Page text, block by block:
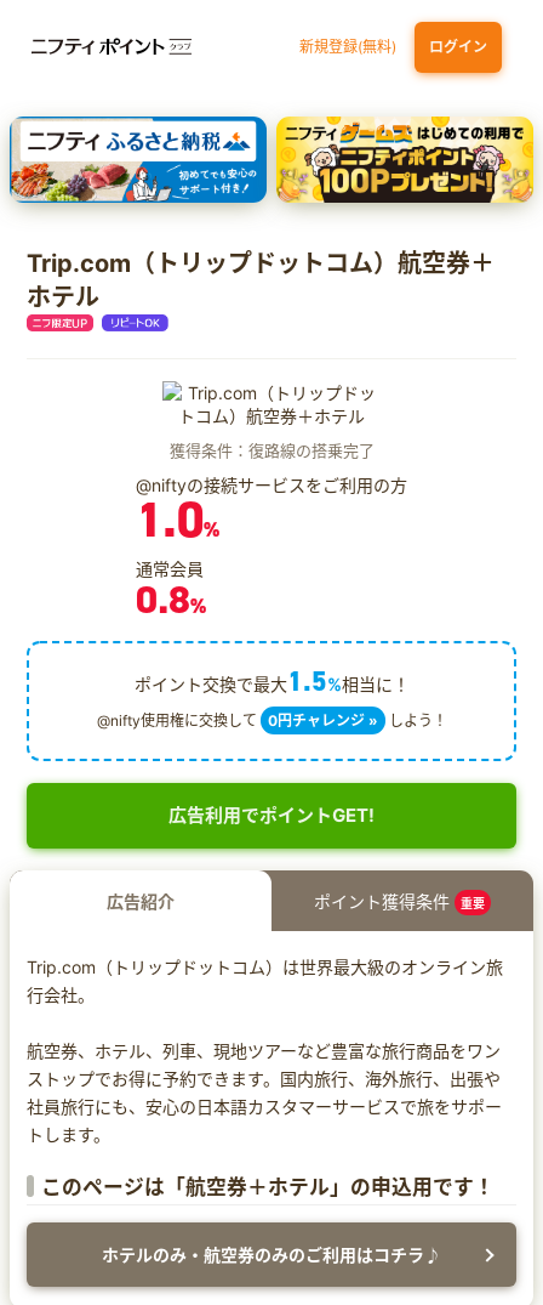
新規登録(無料) ログイン
dカード GOLD 三井住友カード ゴールド（NL）（家族カード発行）
【実質初月無料】DMM | Disney+(ディズニープラス) セットプラン
SBI証券 確定拠出年金（iDeCo）
Trip.com（トリップドットコム）航空券＋
ホテル
獲得条件：復路線の搭乗完了
@niftyの接続サービスをご利用の方
1.0%
通常会員
0.8%
ポイント交換で最大1.5%相当に！
@nifty使用権に交換して 0円チャレンジ » しよう！
広告利用でポイントGET!
広告紹介 ポイント獲得条件 重要
Trip.com（トリップドットコム）は世界最大級のオンライン旅
行会社。
航空券、ホテル、列車、現地ツアーなど豊富な旅行商品をワン
ストップでお得に予約できます。国内旅行、海外旅行、出張や
社員旅行にも、安心の日本語カスタマーサービスで旅をサポー
トします。
このページは「航空券＋ホテル」の申込用です！
ホテルのみ・航空券のみのご利用はコチラ♪